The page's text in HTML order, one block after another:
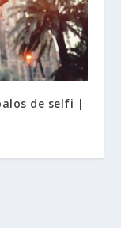
de selfi |